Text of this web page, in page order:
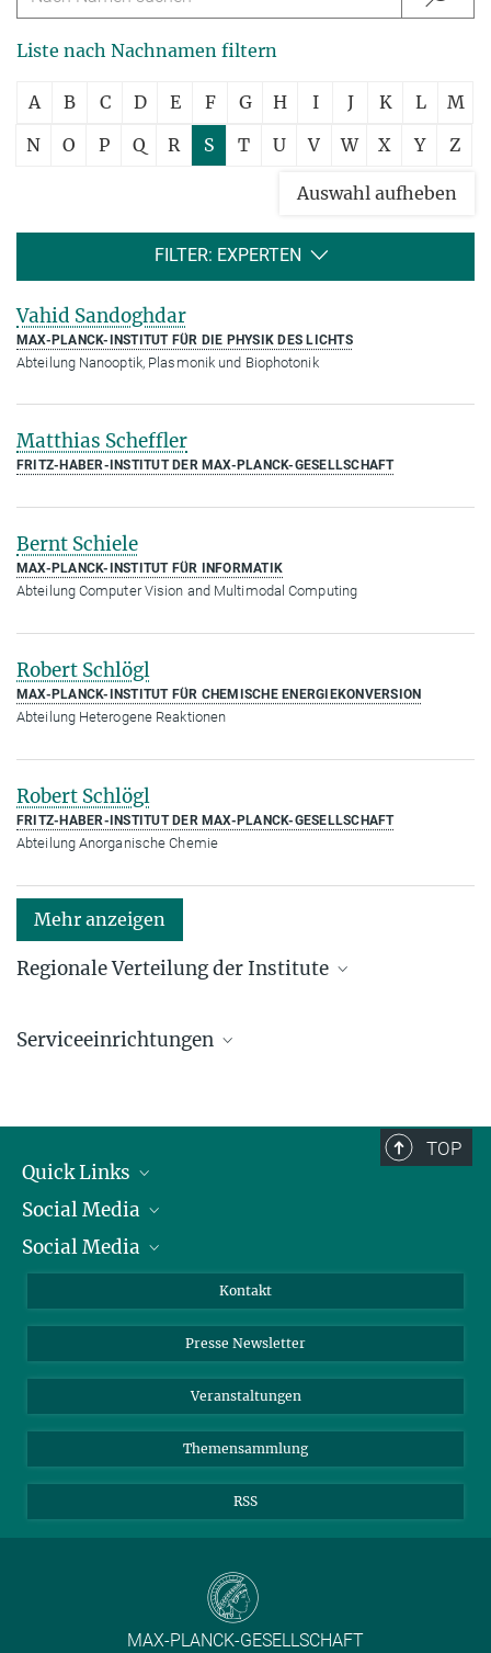
Liste nach Nachnamen filtern
A B C D E F G H I J K L
M
N
O P Q R S T U V W X Y Z
Auswahl aufheben
FILTER: EXPERTEN
Vahid Sandoghdar
MAX-PLANCK-INSTITUT FÜR DIE PHYSIK DES LICHTS
Abteilung Nanooptik, Plasmonik und Biophotonik
Matthias Scheffler
FRITZ-HABER-INSTITUT DER MAX-PLANCK-GESELLSCHAFT
Bernt Schiele
MAX-PLANCK-INSTITUT FÜR INFORMATIK
Abteilung Computer Vision and Multimodal Computing
Robert Schlögl
MAX-PLANCK-INSTITUT FÜR CHEMISCHE ENERGIEKONVERSION
Abteilung Heterogene Reaktionen
Robert Schlögl
FRITZ-HABER-INSTITUT DER MAX-PLANCK-GESELLSCHAFT
Abteilung Anorganische Chemie
Mehr anzeigen
Regionale Verteilung der Institute
im Ausland
Serviceeinrichtungen
TOP
Quick Links
Präsident
Zahlen und Fakten
Meldestelle Fehlverhalten
Social Media
Bluesky
Social Media
YouTube
Kontakt
Presse Newsletter
Veranstaltungen
Themensammlung
RSS
MAX-PLANCK-GESELLSCHAFT